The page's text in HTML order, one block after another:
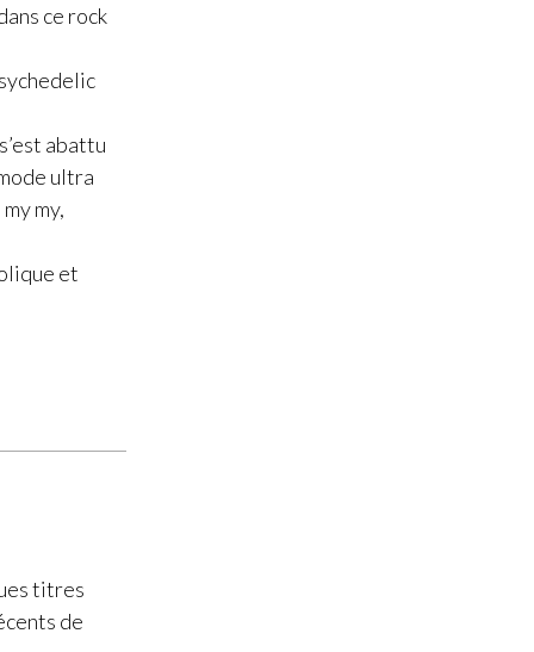
ce rock
abattu
ultra
my,
et
titres
de